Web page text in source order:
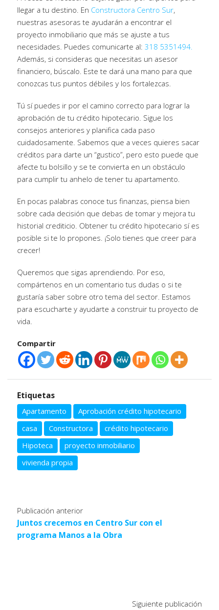
llegar a tu destino. En Constructora Centro Sur,
nuestras asesoras te ayudarán a encontrar el
proyecto inmobiliario que más se ajuste a tus
necesidades. Puedes comunicarte al: 318 5351494.
Además, si consideras que necesitas un asesor
financiero, búscalo. Este te dará una mano para que
conozcas tus puntos débiles y los fortalezcas.
Tú sí puedes ir por el camino correcto para lograr la
aprobación de tu crédito hipotecario. Sigue los
consejos anteriores y planifica cada paso
cuidadosamente. Sabemos que a veces quieres sacar
créditos para darte un “gustico”, pero esto puede que
afecte tu bolsillo y se te convierta en un obstáculo
para cumplir tu anhelo de tener tu apartamento.
En pocas palabras conoce tus finanzas, piensa bien
sobre cada decisión que debas de tomar y mejora tu
historial crediticio. Obtener tu crédito hipotecario sí es
posible si te lo propones. ¡Solo tienes que creer para
crecer!
Queremos que sigas aprendiendo. Por eso,
compártenos en un comentario tus dudas o si te
gustaría saber sobre otro tema del sector. Estamos
para escucharte y ayudarte a construir tu proyecto de
vida.
Compartir
Etiquetas
Apartamento
Aprobación crédito hipotecario
casa
Constructora
crédito hipotecario
Hipoteca
proyecto inmobiliario
vivienda propia
Publicación anterior
Juntos crecemos en Centro Sur con el
programa Manos a la Obra
Siguiente publicación